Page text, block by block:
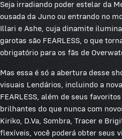
Seja irradiando poder estelar da
ousada da Juno ou entrando no
Illari e Ashe, cuja dinamite
garotas são FEARLESS, o que
obrigatório para os fãs de
Mas essa é só a abertura desse
visuais Lendários, incluindo a
FEARLESS, além de seus
brilhantes do que nunca com
Kiriko, D.Va, Sombra, Tracer e
flexíveis, você poderá obter seus